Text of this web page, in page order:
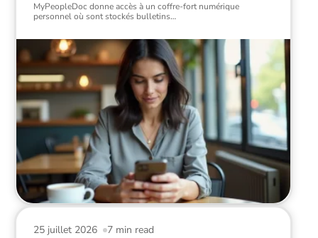
MyPeopleDoc donne accès à un coffre-fort numérique
personnel où sont stockés bulletins…
7 min read
25 juillet 2026